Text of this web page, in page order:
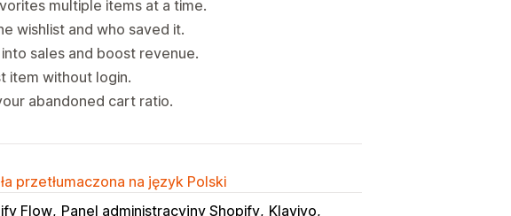
multiple items at a time.
wishlist and who saved it.
sales and boost revenue.
item without login.
abandoned cart ratio.
przetłumaczona na język Polski
Flow Panel administracyjny Shopify Klaviyo